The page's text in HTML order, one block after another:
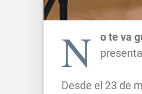
N o te va
Desde el 23 de